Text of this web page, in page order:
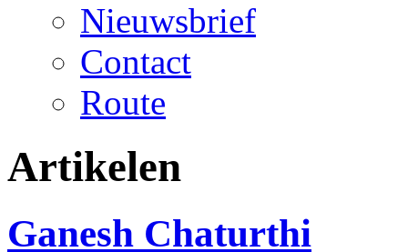
Nieuwsbrief
Contact
Route
Artikelen
Ganesh Chaturthi